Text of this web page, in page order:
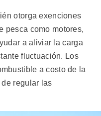
otorga exenciones
pesca como motores,
a aliviar la carga
fluctuación. Los
a costo de la
regular las